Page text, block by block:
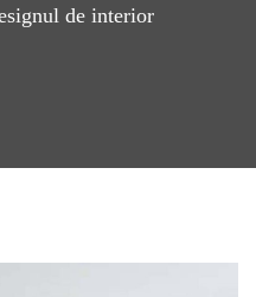
de interior